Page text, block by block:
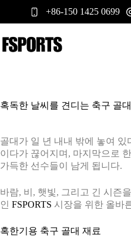
로
건
+86-150 1425 0699
혹독한 날씨를 견디는 축구 골
골대가 일 년 내내 밖에 놓여
이다가 끊어지며, 마지막으로
가득한 선수들이 남게 됩니다.
바람, 비, 햇빛, 그리고 긴 시즌
인 FSPORTS 시장을 위한 올바
혹한기용 축구 골대 재료